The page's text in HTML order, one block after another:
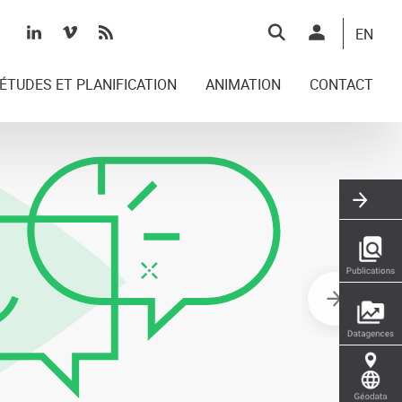
Top
EN
ÉTUDES ET PLANIFICATION ANIMATION CONTACT